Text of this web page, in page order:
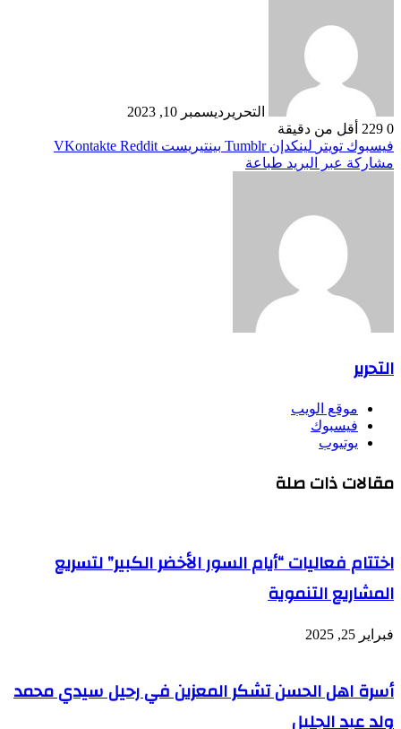
التحرير ديسمبر 10, 2023
0
أقل من دقيقة
فيسبوك تويتر لينكدإن بينتيريست
مشاركة عبر البريد طباعة
التحرير
موقع الويب
فيسبوك
يوتيوب
مقالات ذات صلة
اختتام فعاليات “أيام السور الأخضر الكبير” لتسريع
المشاريع التنموية
فبراير 25, 2025
أسرة اهل الحسن تشكر المعزين في رحيل سيدي محمد
ولد عبد الجليل